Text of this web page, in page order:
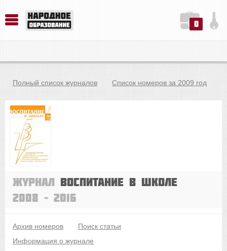
0
Полный список журналов Список номеров за 2009 год
Журнал Воспитание в школе
2008 – 2016
Архив номеров
Поиск статьи
Информация о журнале